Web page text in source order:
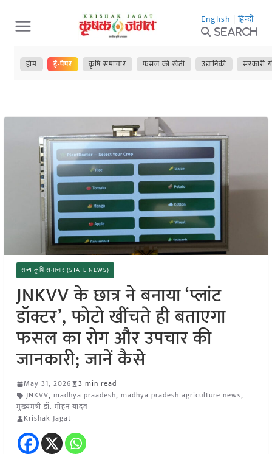
Skip
to
content
English | हिन्दी
Search
होम ई-पेपर कृषि समाचार फसल की खेती उद्यानिकी सरकारी
राज्य कृषि समाचार (STATE NEWS)
JNKVV के छात्र ने बनाया ‘प्लांट
डॉक्टर’, फोटो खींचते ही बताएगा
फसल का रोग और उपचार की
जानकारी; जानें कैसे
May 31, 2026
3 min read
JNKVV, madhya praadesh, madhya pradesh agriculture news,
मुख्यमंत्री डॉ. मोहन यादव
Krishak Jagat